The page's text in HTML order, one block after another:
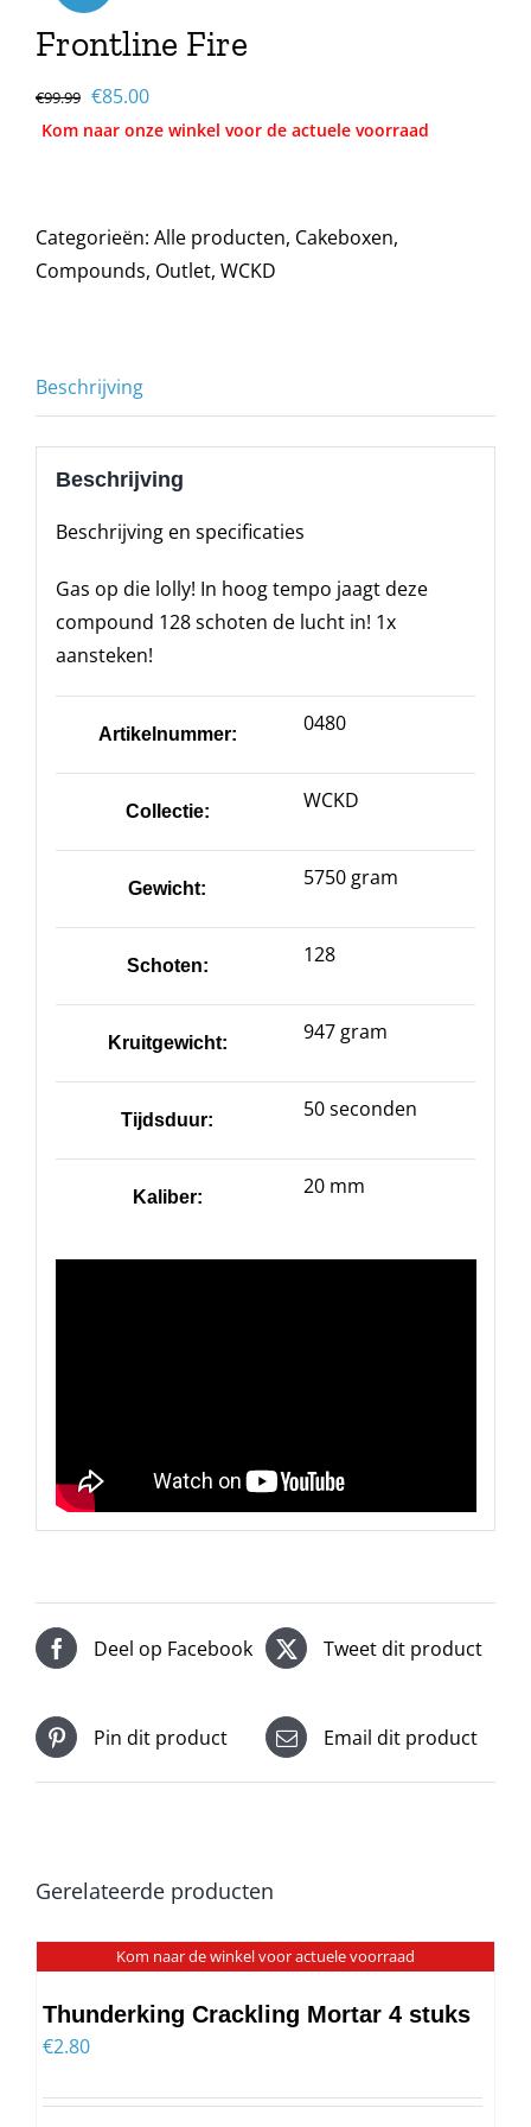
Frontline Fire
€99.99 Oorspronkelijke
prijs
€85.00Huidige
prijs
Categorieën: Alle producten, Cakeboxen,
Compounds, Outlet, WCKD
Beschrijving
Beschrijving
Beschrijving en specificaties
Gas op die lolly! In hoog tempo jaagt deze
compound 128 schoten de lucht in! 1x
aansteken!
Artikelnummer: 0480
Collectie: WCKD
Gewicht: 5750 gram
Schoten: 128
Kruitgewicht: 947 gram
Tijdsduur: 50 seconden
Kaliber: 20 mm
Deel op Facebook Tweet dit product
Pin dit product Email dit product
Gerelateerde producten
Kom naar de winkel voor actuele voorraad
Thunderking Crackling Mortar 4 stuks
€2.80